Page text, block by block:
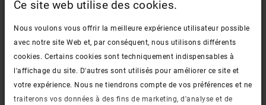
Ce site web utilise des cookies.
Nous voulons vous offrir la meilleure expérience utilisateur possible
avec notre site Web et, par conséquent, nous utilisons différents
cookies. Certains cookies sont techniquement indispensables à
l'affichage du site. D'autres sont utilisés pour améliorer ce site et
votre expérience. Nous ne tiendrons compte de vos préférences et ne
traiterons vos données à des fins de marketing, d'analyse et de
Modèle pliable, escamotable ou en ciseaux, isolant et de haute qualité.